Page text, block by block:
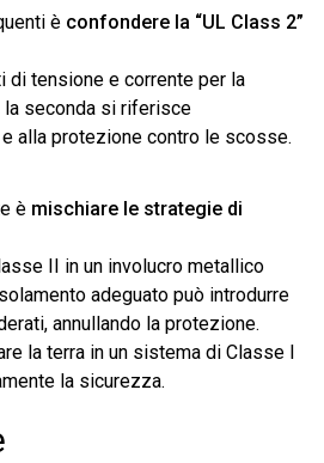
è confondere la “UL Class 2”
di tensione e corrente per la
seconda si riferisce
alla protezione contro le scosse.
è mischiare le strategie di
II in un involucro metallico
adeguato può introdurre
annullando la protezione.
la terra in un sistema di Classe I
la sicurezza.